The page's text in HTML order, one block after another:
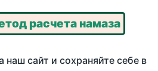
расчета намаза
наш сайт и сохраняйте себе в